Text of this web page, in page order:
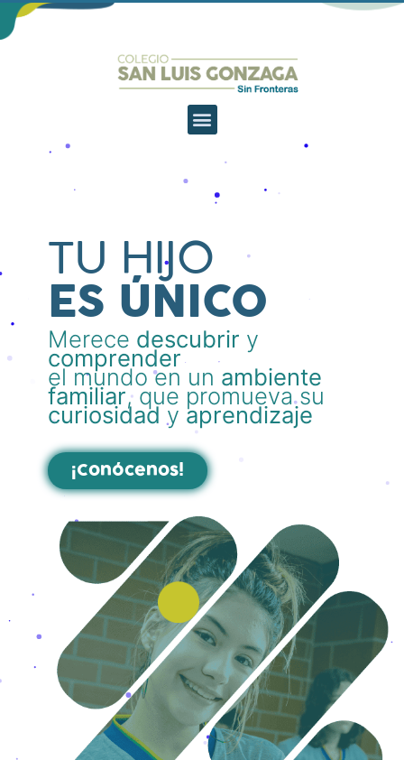
TU HIJO
ES ÚNICO
Merece descubrir y
comprender
el mundo en un ambiente
familiar, que promueva su
curiosidad y aprendizaje
¡Conócenos!